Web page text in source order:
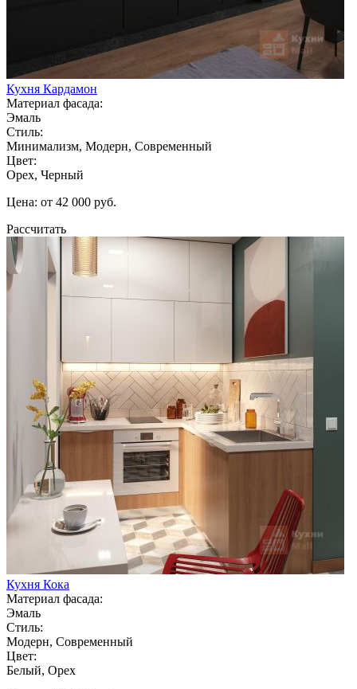
Кухня Кардамон
Материал фасада:
Эмаль
Стиль:
Минимализм, Модерн, Современный
Цвет:
Орех, Черный
Цена: от 42 000 руб.
Рассчитать
Кухня Кока
Материал фасада:
Эмаль
Стиль:
Модерн, Современный
Цвет:
Белый, Орех